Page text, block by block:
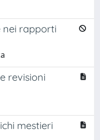
nei rapporti
revisioni
mestieri